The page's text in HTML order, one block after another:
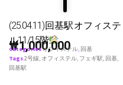
(25.04.11)回基駅オフィステ
ル11/15階
₩1,000,000
Categoriesオフィステル, 回基
Tags2号線, オフィステル, フェギ駅, 回基,
回基駅